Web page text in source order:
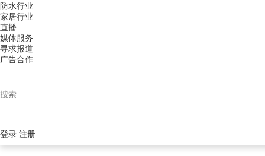
防水行业
家居行业
直播
媒体服务
寻求报道
广告合作
登录 注册